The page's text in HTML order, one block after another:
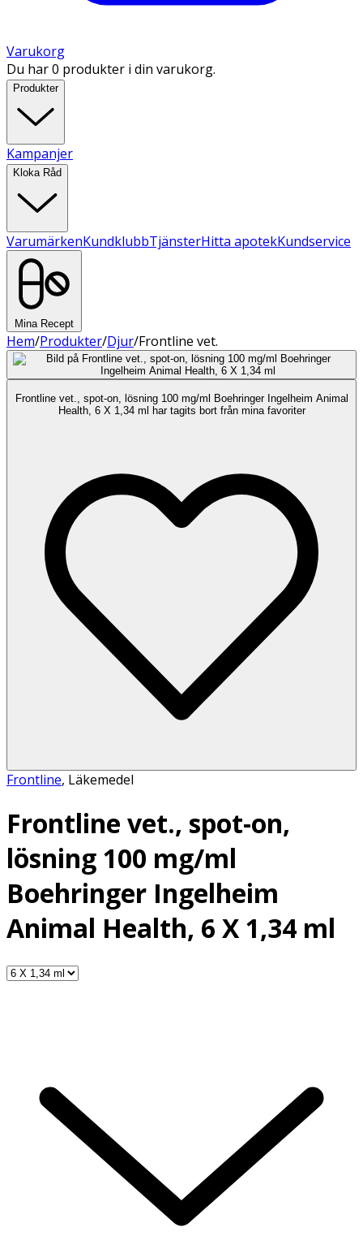
Varukorg
Du har 0 produkter i din varukorg.
Produkter
Kampanjer
Kloka Råd
VarumärkenKundklubbTjänsterHitta apotekKundservice
Mina Recept
Hem/Produkter/Djur/Frontline vet.
Frontline vet., spot-on, lösning 100 mg/ml Boehringer Ingelheim Animal
Health, 6 X 1,34 ml har tagits bort från mina favoriter
Frontline, Läkemedel
Frontline vet., spot-on,
lösning 100 mg/ml
Boehringer Ingelheim
Animal Health, 6 X 1,34 ml